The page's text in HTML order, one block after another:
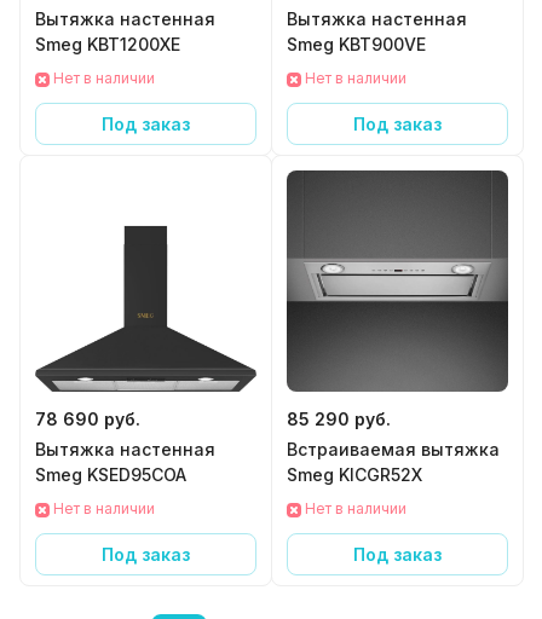
Вытяжка настенная
Smeg KBT1200XE
Нет в наличии
Под заказ
Вытяжка настенная
Smeg KBT900VE
Нет в наличии
Под заказ
78 690 руб.
Вытяжка настенная
Smeg KSED95COA
Нет в наличии
Под заказ
85 290 руб.
Встраиваемая вытяжка
Smeg KICGR52X
Нет в наличии
Под заказ